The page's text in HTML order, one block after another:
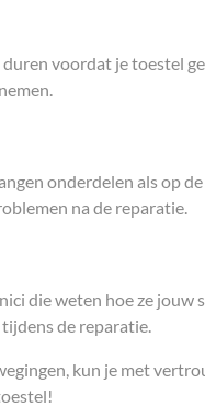
voordat je toestel
onderdelen als op
na de reparatie.
die weten hoe ze jouw
de reparatie.
kun je met